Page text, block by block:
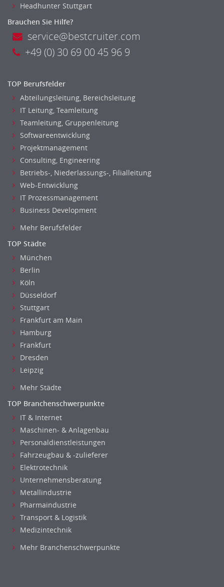
Headhunter Stuttgart
Brauchen Sie Hilfe?
service@bestcruiter.com
+49 (0) 30 69 00 45 96 9
TOP Berufsfelder
Abteilungsleitung, Bereichsleitung
IT Leitung, Teamleitung
Teamleitung, Gruppenleitung
Softwareentwicklung
Projektmanagement
Consulting, Engineering
Betriebs-, Niederlassungs-, Filialleitung
Web-Entwicklung
IT Prozessmanagement
Business Development
Mehr Berufsfelder
TOP Städte
München
Berlin
Köln
Düsseldorf
Stuttgart
Frankfurt am Main
Hamburg
Frankfurt
Dresden
Leipzig
Mehr Städte
TOP Branchenschwerpunkte
IT & Internet
Maschinen- & Anlagenbau
Personaldienstleistungen
Fahrzeugbau & -zulieferer
Elektrotechnik
Unternehmensberatung
Metallindustrie
Pharmaindustrie
Transport & Logistik
Medizintechnik
Mehr Branchenschwerpunkte